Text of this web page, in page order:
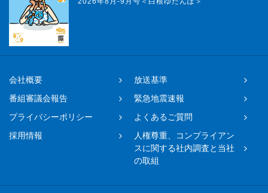
会社概要
放送基準
番組審議会報告
緊急地震速報
プライバシーポリシー
よくあるご質問
採用情報
人権尊重、コンプライアン
スに関する社内調査と当社
の取組